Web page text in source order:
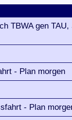
TBWA gen
- Plan morgen
- Plan